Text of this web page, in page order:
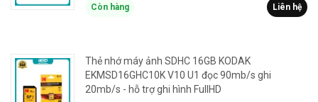
Còn hàng Liên hệ
Thẻ nhớ máy ảnh SDHC 16GB KODAK
EKMSD16GHC10K V10 U1 đọc 90mb/s ghi
20mb/s - hỗ trợ ghi hình FullHD